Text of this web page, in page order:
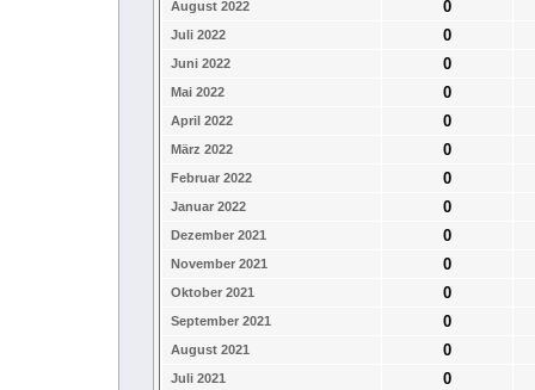
August 2022 0
Juli 2022 0
Juni 2022 0
Mai 2022 0
April 2022 0
März 2022 0
Februar 2022 0
Januar 2022 0
Dezember 2021 0
November 2021 0
Oktober 2021 0
September 2021 0
August 2021 0
Juli 2021 0